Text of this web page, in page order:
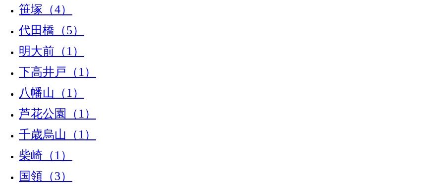
笹塚（4）
代田橋（5）
明大前（1）
下高井戸（1）
八幡山（1）
芦花公園（1）
千歳烏山（1）
柴崎（1）
国領（3）